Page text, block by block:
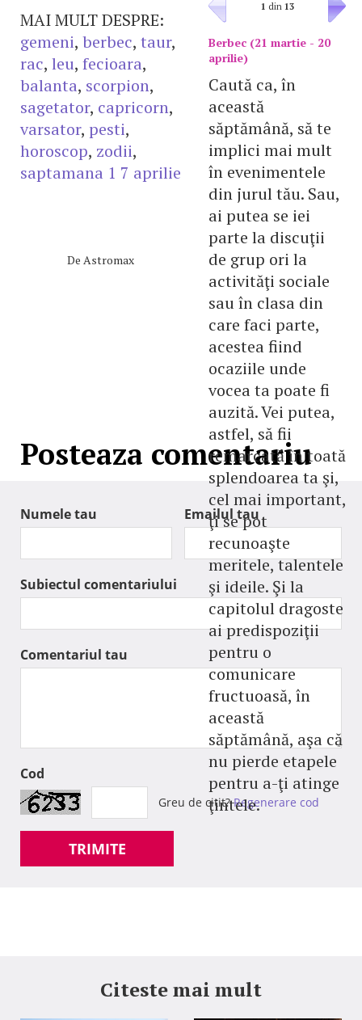
1 din 13
Berbec (21 martie - 20
aprilie)
Caută ca, în
această
săptămână, să te
implici mai mult
în evenimentele
din jurul tău. Sau,
ai putea se iei
parte la discuţii
de grup ori la
activităţi sociale
sau în clasa din
care faci parte,
acestea fiind
ocaziile unde
vocea ta poate fi
auzită. Vei putea,
astfel, să fii
remarcată în toată
splendoarea ta şi,
cel mai important,
ţi se pot
recunoaşte
meritele, talentele
şi ideile. Şi la
capitolul dragoste
ai predispoziţii
pentru o
comunicare
fructuoasă, în
această
săptămână, aşa că
nu pierde etapele
pentru a-ţi atinge
ţintele.
MAI MULT DESPRE:
gemeni, berbec, taur,
rac, leu, fecioara,
balanta, scorpion,
sagetator, capricorn,
varsator, pesti,
horoscop, zodii,
saptamana 1 7 aprilie
De Astromax
Posteaza comentariu
Numele tau Emailul tau
Subiectul comentariului
Comentariul tau
Cod
Greu de citit?Regenerare cod
TRIMITE
Citeste mai mult